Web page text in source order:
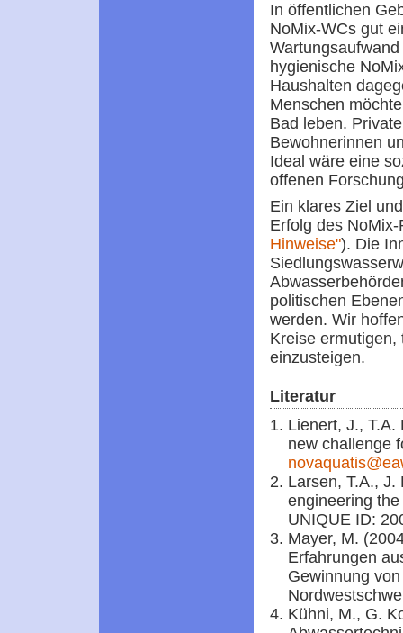
In öffentlichen
NoMix-WCs gut
hygienische
Haushalten
Menschen
Bad leben.
Bewohnerinnen
Ideal wäre eine
offenen
Ein klares Ziel
Erfolg des
Hinweise"). Die
politischen
werden. Wir
Kreise ermutigen,
einzusteigen.
Literatur
Lienert, J.,
new challenge
Larsen, T.A.,
engineering
UNIQUE ID:
Mayer, M.
Erfahrungen
Gewinnung
Kühni, M., G.